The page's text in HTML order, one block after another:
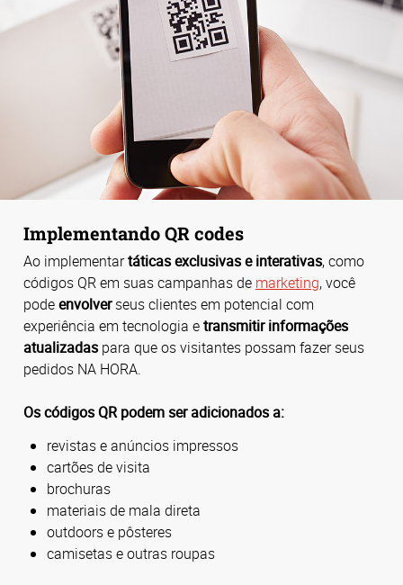
Implementando QR codes
Ao implementartáticas exclusivas e interativas, como
códigos QR em suas campanhas de marketing, você
podeenvolverseus clientes em potencial com
experiência em tecnologia etransmitir informações
atualizadas para que os visitantes possam fazer seus
pedidos NA HORA.
Os códigos QR podem ser adicionados a:
revistas e anúncios impressos
cartões de visita
brochuras
materiais de mala direta
outdoors e pôsteres
camisetas e outras roupas